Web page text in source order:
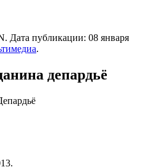
Дата публикации: 08 января
.
депардьё
.